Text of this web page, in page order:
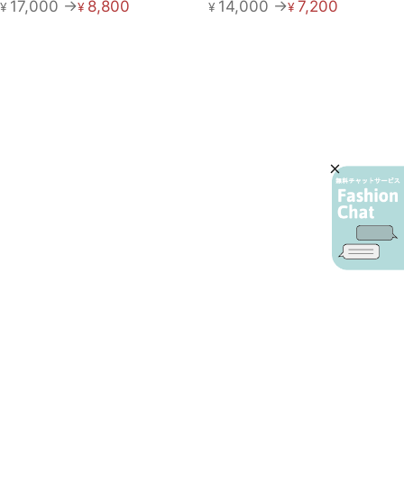
¥17,000 →¥8,800
¥14,000 →¥7,200